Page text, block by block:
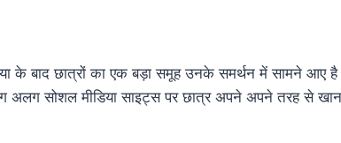
के बादछात्रोंका एक बड़ा समूह उनके समर्थन में सामने आए
अलग सोशलमीडिया साइट्स पर छात्र अपने अपने तरह से